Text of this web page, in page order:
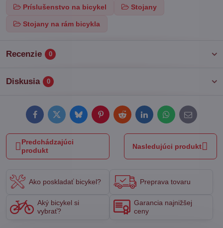
Príslušenstvo na bicykel Stojany
Stojany na rám bicykla
Recenzie 0
Diskusia 0
FacebookTwitterBlueskyPinterestRedditLinkedInWhatsApp
E-
mail
Predchádzajúci
produkt
Nasledujúci produkt
Ako poskladať bicykel? Preprava tovaru
Aký bicykel si
vybrať?
Garancia najnižšej
ceny